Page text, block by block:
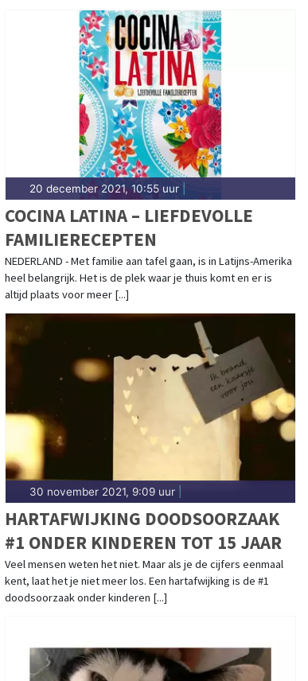
20 december 2021, 10:55 uur|
COCINA LATINA – LIEFDEVOLLE
FAMILIERECEPTEN
NEDERLAND - Met familie aan tafel gaan, is in Latijns-Amerika
heel belangrijk. Het is de plek waar je thuis komt en er is
altijd plaats voor meer [...]
30 november 2021, 9:09 uur|
HARTAFWIJKING DOODSOORZAAK
#1 ONDER KINDEREN TOT 15 JAAR
Veel mensen weten het niet. Maar als je de cijfers eenmaal
kent, laat het je niet meer los. Een hartafwijking is de #1
doodsoorzaak onder kinderen [...]